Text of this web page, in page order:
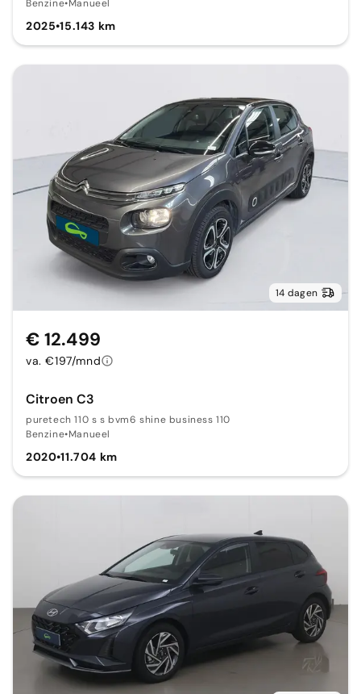
Benzine•Manueel
2025•15.143 km
14 dagen
Citroen C3
puretech 110 s s bvm6 shine business 110
Benzine•Manueel
2020•11.704 km
€ 12.499
va. €197/mnd